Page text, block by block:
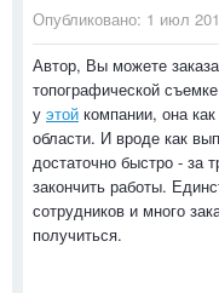
Опубликовано: 1 июл
Автор, Вы можете
топографической
у этой компании, она
области. И вроде как
достаточно быстро - за
закончить работы.
сотрудников и много
получиться.